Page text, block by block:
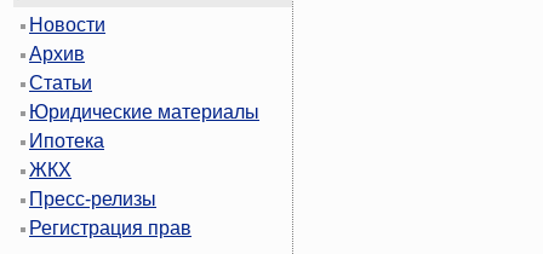
Новости
Архив
Статьи
Юридические материалы
Ипотека
ЖКХ
Пресс-релизы
Регистрация прав